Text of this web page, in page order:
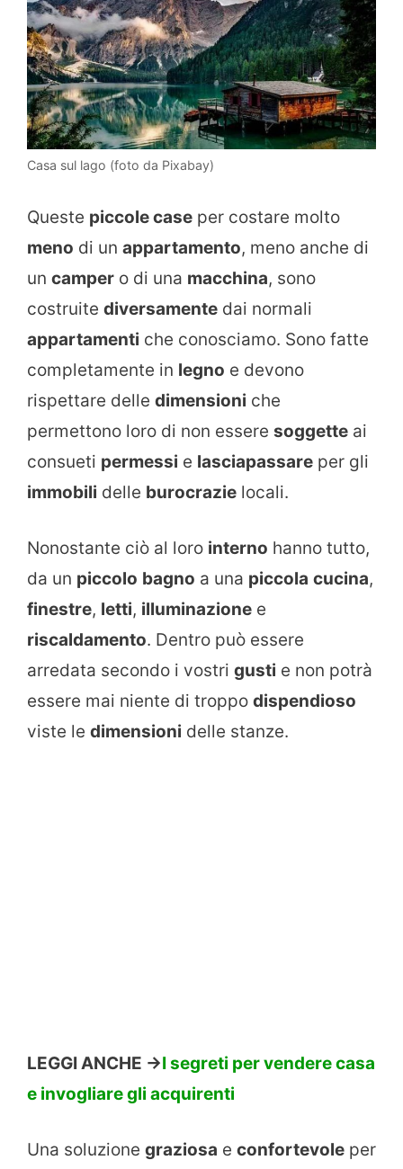
Casa sul lago (foto da Pixabay)
Queste piccole case per costare molto
meno di un appartamento, meno anche di
un camper o di una macchina, sono
costruite diversamente dai normali
appartamenti che conosciamo. Sono fatte
completamente in legno e devono
rispettare delle dimensioni che
permettono loro di non essere soggette ai
consueti permessi e lasciapassare per gli
immobili delle burocrazie locali.
Nonostante ciò al loro interno hanno tutto,
da un piccolo bagno a una piccola cucina,
finestre, letti, illuminazione e
riscaldamento. Dentro può essere
arredata secondo i vostri gusti e non potrà
essere mai niente di troppo dispendioso
viste le dimensioni delle stanze.
LEGGI ANCHE ->I segreti per vendere casa
e invogliare gli acquirenti
Una soluzione graziosa e confortevole per